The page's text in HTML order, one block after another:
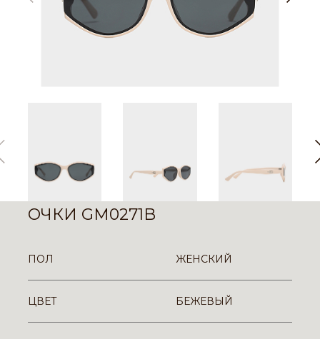
ОЧКИ GM0271B
ПОЛ ЖЕНСКИЙ
ЦВЕТ БЕЖЕВЫЙ